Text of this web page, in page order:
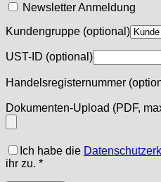
Newsletter Anmeldung
Kundengruppe (optional)
UST-ID (optional)
Handelsregisternummer
Dokumenten-Upload (PDF,
Ich habe die
ihr zu. *